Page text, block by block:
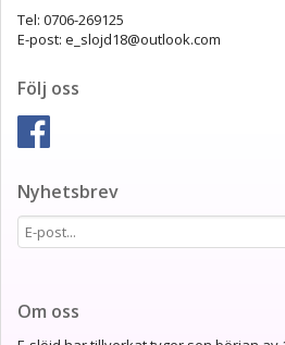
Tel: 0706-269125
E-post: e_slojd18@outlook.com
Följ oss
Nyhetsbrev
Om oss